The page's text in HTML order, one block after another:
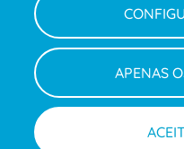
Policy
Política de
Canal de
APENAS